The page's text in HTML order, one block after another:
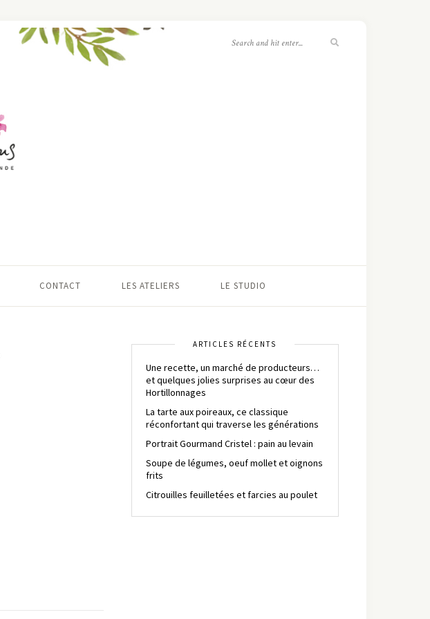
CONTACT LES ATELIERS LE STUDIO
ARTICLES RÉCENTS
Une recette, un marché de producteurs…
et quelques jolies surprises au cœur des
Hortillonnages
La tarte aux poireaux, ce classique
réconfortant qui traverse les générations
Portrait Gourmand Cristel : pain au levain
Soupe de légumes, oeuf mollet et oignons
frits
Citrouilles feuilletées et farcies au poulet